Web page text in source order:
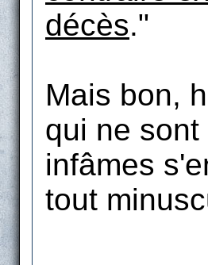
décès."
Mais bon,
qui ne
infâmes
tout